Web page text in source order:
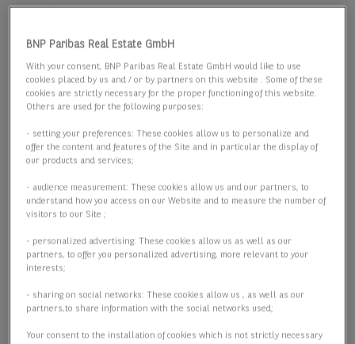
Preis Preis auf Anfrage
BNP Paribas Real Estate GmbH
With your consent, BNP Paribas Real Estate GmbH would like to use
cookies placed by us and / or by partners on this website . Some of these
cookies are strictly necessary for the proper functioning of this website.
Others are used for the following purposes:
- setting your preferences: These cookies allow us to personalize and
offer the content and features of the Site and in particular the display of
our products and services;
- audience measurement: These cookies allow us and our partners, to
understand how you access on our Website and to measure the number of
visitors to our Site ;
- personalized advertising: These cookies allow us as well as our
partners, to offer you personalized advertising, more relevant to your
interests;
- sharing on social networks: These cookies allow us , as well as our
partners,to share information with the social networks used;
Your consent to the installation of cookies which is not strictly necessary